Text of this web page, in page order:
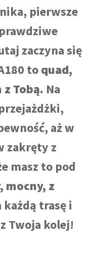
pierwsze
zaczyna się
toquad,
Tobą. Na
aż w
zakręty z
masz to pod
mocny, z
każdą trasę i
Twoja kolej!